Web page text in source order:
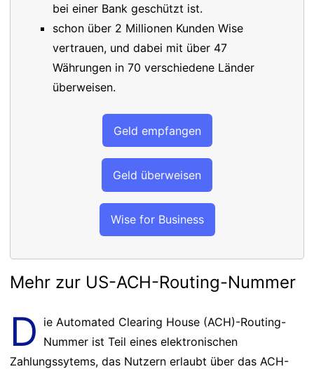
bei einer Bank geschützt ist.
schon über 2 Millionen Kunden Wise
vertrauen, und dabei mit über 47
Währungen in 70 verschiedene Länder
überweisen.
Geld empfangen
Geld überweisen
Wise for Business
Mehr zur US-ACH-Routing-Nummer
D ie Automated Clearing House (ACH)-Routing-
Nummer ist Teil eines elektronischen
Zahlungssytems, das Nutzern erlaubt über das ACH-